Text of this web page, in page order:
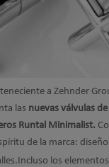
a Zehnder
las nuevas válvulas
Runtal Minimalist.
de la marca:
Incluso los